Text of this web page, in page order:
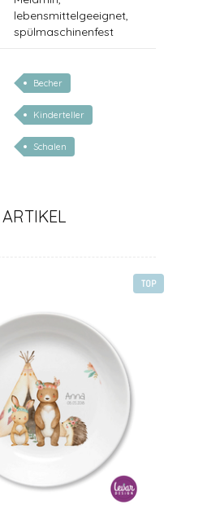
lebensmittelgeeignet,
spülmaschinenfest
Becher
Kinderteller
Schalen
TOP